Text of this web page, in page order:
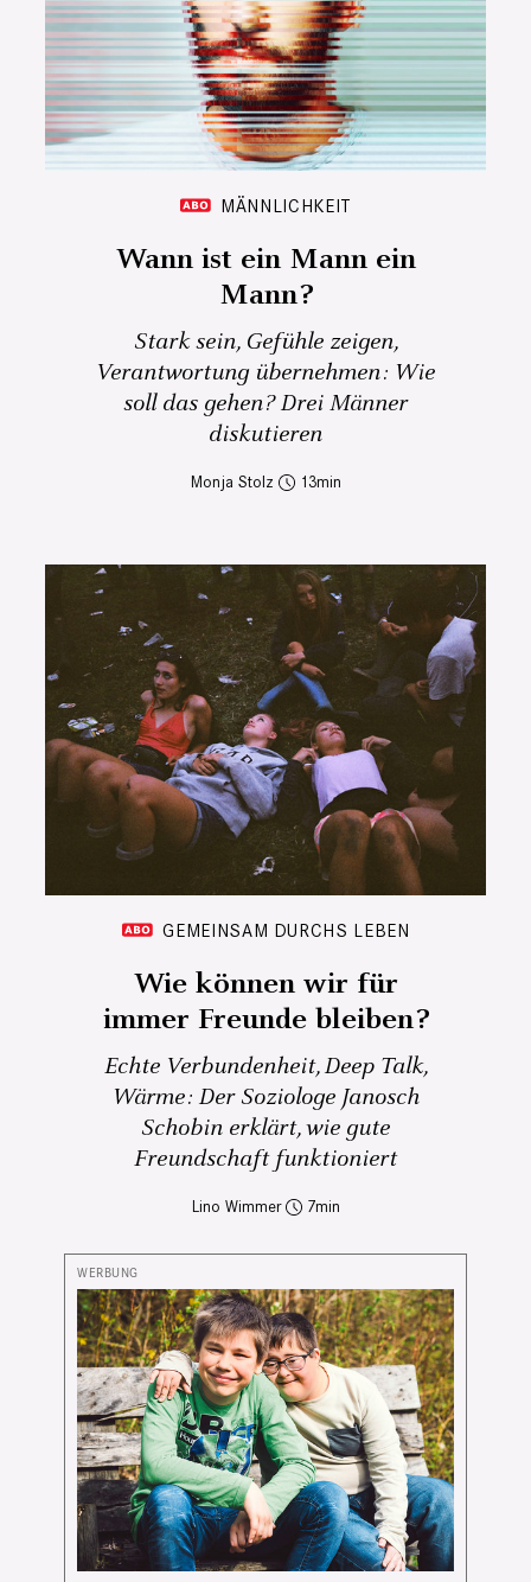
MÄNNLICHKEIT
Wann ist ein Mann ein
Mann?
Stark sein, Gefühle zeigen,
Verantwortung übernehmen: Wie
soll das gehen? Drei Männer
diskutieren
Monja Stolz 13
GEMEINSAM DURCHS LEBEN
Wie können wir für
immer Freunde bleiben?
Echte Verbundenheit, Deep Talk,
Wärme: Der Soziologe Janosch
Schobin erklärt, wie gute
Freundschaft funktioniert
Lino Wimmer 7